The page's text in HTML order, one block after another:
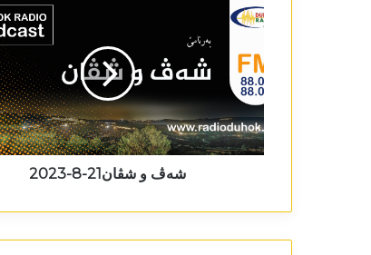
شەڤ و شڤان21-8-2023